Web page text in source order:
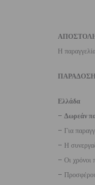
Η
Ελλάδα
– Δωρεάν
– Για
– Η
– Οι χρόνοι
–